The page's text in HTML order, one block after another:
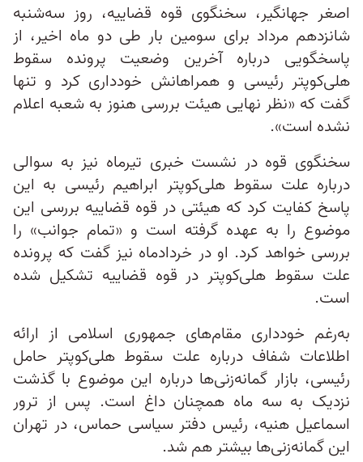
اصغر جهانگیر، سخنگوی قوه قضاییه، روز سه‌شنبه
شانزدهم مرداد برای سومین بار طی دو ماه اخیر، از
پاسخگویی درباره آخرین وضعیت پرونده سقوط
هلی‌کوپتر رئیسی و همراهانش خودداری کرد و تنها
گفت که «نظر نهایی هیئت بررسی هنوز به شعبه اعلام
نشده است».
سخنگوی قوه در نشست خبری تیرماه نیز به سوالی
درباره علت سقوط هلی‌کوپتر ابراهیم رئیسی به این
پاسخ کفایت کرد که هیئتی در قوه قضاییه بررسی این
موضوع را به عهده گرفته است و «تمام جوانب» را
بررسی خواهد کرد. او در خردادماه نیز گفت که پرونده
علت سقوط هلی‌کوپتر در قوه قضاییه تشکیل شده
است.
به‌رغم خودداری مقام‌های جمهوری اسلامی از ارائه
اطلاعات شفاف درباره علت سقوط هلی‌کوپتر حامل
رئیسی، بازار گمانه‌زنی‌ها درباره این موضوع با گذشت
نزدیک به سه ماه همچنان داغ است. پس از ترور
اسماعیل هنیه، رئیس دفتر سیاسی حماس، در تهران
این گمانه‌زنی‌ها بیشتر هم شد.